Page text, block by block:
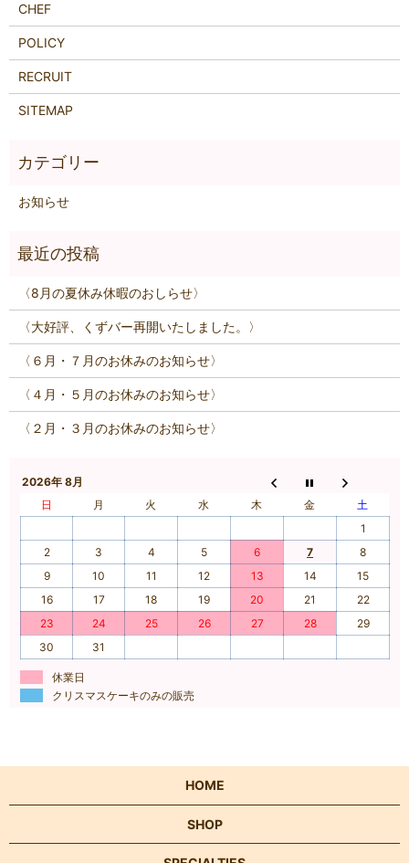
CHEF
POLICY
RECRUIT
SITEMAP
お知らせ
〈8月の夏休み休暇のおしらせ〉
〈大好評、くずバー再開いたしました。〉
〈６月・７月のお休みのお知らせ〉
〈４月・５月のお休みのお知らせ〉
〈２月・３月のお休みのお知らせ〉
2026年 8月
日
月 火 水 木 金
土
1
2
3 4 5 6 7
8
9
10 11 12 13 14
15
16
17 18 19 20 21
22
23
24 25 26 27 28
29
30
31
休業日
クリスマスケーキのみの販売
HOME
SHOP